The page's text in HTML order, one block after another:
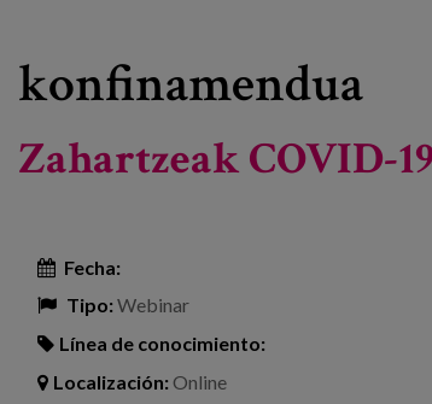
konfinamendua
Zahartzeak COVID-
Fecha:
Tipo:Webinar
Línea de conocimiento:
Localización:Online